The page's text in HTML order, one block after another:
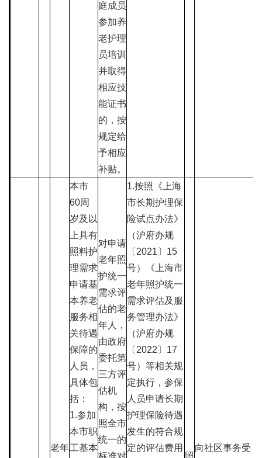
庭成员
参加养
老护理
员培训
并取得
相应技
能证书
的，按
规定给
予相应
补贴。
老年
本市
60周
岁及以
上具有
照料护
理需求
申请基
本养老
服务相
关待遇
保障的
人员，
具体包
括：
1.参加
本市职
工基本
对申请
老年照
护统一
需求评
估的老
年人，
由政府
委托第
三方评
估机
构，按
照全市
统一的
标准对
1.按照《上海
市长期护理保
险试点办法》
（沪府办规
〔2021〕15
号）《上海市
老年照护统一
需求评估及服
务管理办法》
（沪府办规
〔2022〕17
号）等相关规
定执行，参保
人员申请长期
护理保险待遇
发生的符合规
定的评估费用
照
向社区事务受